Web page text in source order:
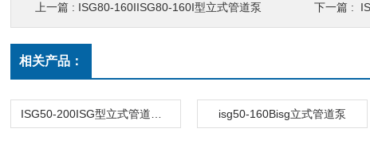
上一篇 : ISG80-160IISG80-160I型立式管道泵 下一篇 :
相关产品：
isg50-160Bisg立式管道泵